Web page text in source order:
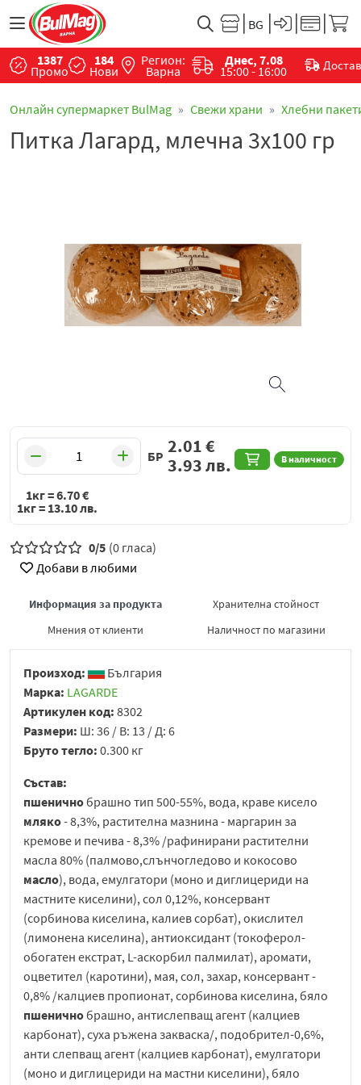
1387
Промо
184
Нови
Регион:
Варна
Днес, 7.08
15:00 - 16:00
Онлайн супермаркет BulMag Свежи храни Хлебни
Питка Лагард, млечна 3х100 гр
БР В наличност
2.01€
3.93лв.
1кг =6.70€
1кг = 13.10лв.
0/5 (0 гласа)
Добави в любими
Информация за продукта
Хранителна стойност
Мнения от клиенти
Наличност по магазини
Произход:
България
Марка: LAGARDE
Артикулен код: 8302
Размери: Ш: 36 / В: 13 / Д: 6
Бруто тегло: 0.300 кг
Състав:
пшеничнобрашно тип 500-55%, вода, краве кисело
мляко- 8,3%, растителна мазнина - маргарин за
кремове и печива - 8,3% /рафинирани растителни
масла 80% (палмово,слънчогледово и кокосово
масло), вода, емулгатори (моно и диглицериди на
мастните киселини), сол 0,12%, консервант
(сорбинова киселина, калиев сорбат), окислител
(лимонена киселина), антиоксидант (токоферол-
обогатен екстрат, L-аскорбил палмилат), аромати,
оцветител (каротини), мая, сол, захар, консервант -
0,8% /калциев пропионат, сорбинова киселина, бяло
пшеничнобрашно, антислепващ агент (калциев
карбонат), суха ръжена закваска/, подобрител-0,6%,
анти слепващ агент (калциев карбонат), емулгатори
(моно и диглицериди на мастни киселини), бяло